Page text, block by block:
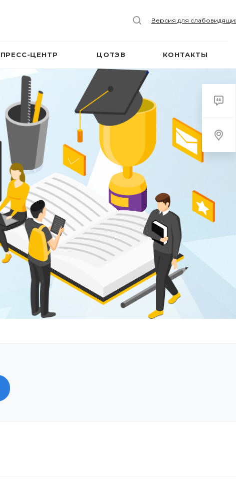
Версия для
ПРЕСС-ЦЕНТР ЦОТЭВ КОНТАКТЫ